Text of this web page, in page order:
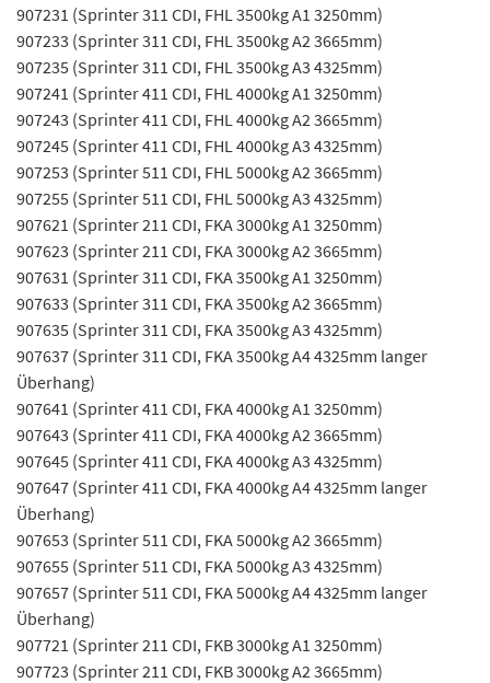
907231 (Sprinter 311 CDI, FHL 3500kg A1 3250mm)
907233 (Sprinter 311 CDI, FHL 3500kg A2 3665mm)
907235 (Sprinter 311 CDI, FHL 3500kg A3 4325mm)
907241 (Sprinter 411 CDI, FHL 4000kg A1 3250mm)
907243 (Sprinter 411 CDI, FHL 4000kg A2 3665mm)
907245 (Sprinter 411 CDI, FHL 4000kg A3 4325mm)
907253 (Sprinter 511 CDI, FHL 5000kg A2 3665mm)
907255 (Sprinter 511 CDI, FHL 5000kg A3 4325mm)
907621 (Sprinter 211 CDI, FKA 3000kg A1 3250mm)
907623 (Sprinter 211 CDI, FKA 3000kg A2 3665mm)
907631 (Sprinter 311 CDI, FKA 3500kg A1 3250mm)
907633 (Sprinter 311 CDI, FKA 3500kg A2 3665mm)
907635 (Sprinter 311 CDI, FKA 3500kg A3 4325mm)
907637 (Sprinter 311 CDI, FKA 3500kg A4 4325mm langer
Überhang)
907641 (Sprinter 411 CDI, FKA 4000kg A1 3250mm)
907643 (Sprinter 411 CDI, FKA 4000kg A2 3665mm)
907645 (Sprinter 411 CDI, FKA 4000kg A3 4325mm)
907647 (Sprinter 411 CDI, FKA 4000kg A4 4325mm langer
Überhang)
907653 (Sprinter 511 CDI, FKA 5000kg A2 3665mm)
907655 (Sprinter 511 CDI, FKA 5000kg A3 4325mm)
907657 (Sprinter 511 CDI, FKA 5000kg A4 4325mm langer
Überhang)
907721 (Sprinter 211 CDI, FKB 3000kg A1 3250mm)
907723 (Sprinter 211 CDI, FKB 3000kg A2 3665mm)